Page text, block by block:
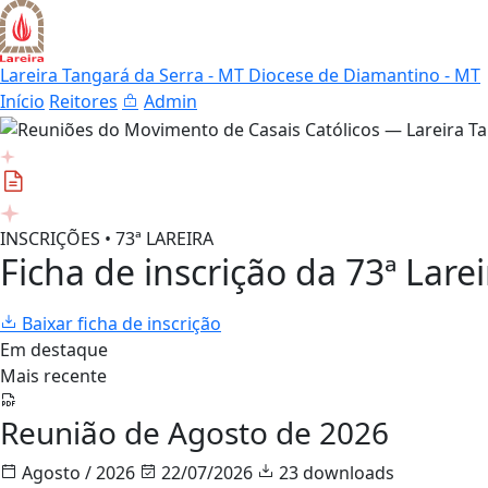
Lareira Tangará da Serra - MT Diocese de Diamantino - MT
Início Reitores Admin
INSCRIÇÕES • 73ª LAREIRA
Ficha de inscrição da 73ª
Baixar ficha de inscrição
Em destaque
Mais recente
Reunião de Agosto de 2026
Agosto / 2026 22/07/2026
23 downloads